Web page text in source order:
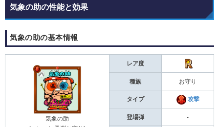
気象の助の性能と効果
気象の助の基本情報
気象の助
レア度
種族 お守り
タイプ 攻撃
登場弾 -